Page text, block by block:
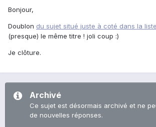
Bonjour,
Doublon du sujet situé juste à coté dans la liste
(presque) le même titre ! joli coup :)
Je clôture.
Archivé
Ce sujet est désormais archivé et ne
de nouvelles réponses.